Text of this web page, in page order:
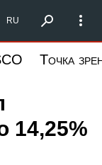
Запад
RU
Точка
14,25%